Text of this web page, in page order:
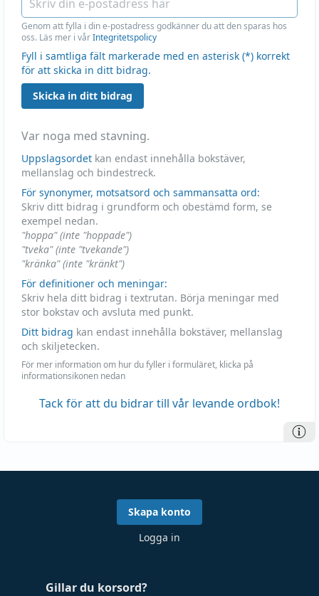
Genom att fylla i din e-postadress godkänner du att den sparas hos
oss. Läs mer i vårIntegritetspolicy
Fyll i samtliga fält markerade med en asterisk (*) korrekt
för att skicka in ditt bidrag.
Skicka in ditt bidrag
Var noga med stavning.
Uppslagsordet kan endast innehålla bokstäver,
mellanslag och bindestreck.
För synonymer, motsatsord och sammansatta ord:
Skriv ditt bidrag i grundform och obestämd form, se
exempel nedan.
"hoppa" (inte "hoppade")
"tveka" (inte "tvekande")
"kränka" (inte "kränkt")
För definitioner och meningar:
Skriv hela ditt bidrag i textrutan. Börja meningar med
stor bokstav och avsluta med punkt.
Ditt bidrag kan endast innehålla bokstäver, mellanslag
och skiljetecken.
För mer information om hur du fyller i formuläret, klicka på
informationsikonen nedan
Tack för att du bidrar till vår levande ordbok!
Gillar du korsord?
Skapa konto
Logga in